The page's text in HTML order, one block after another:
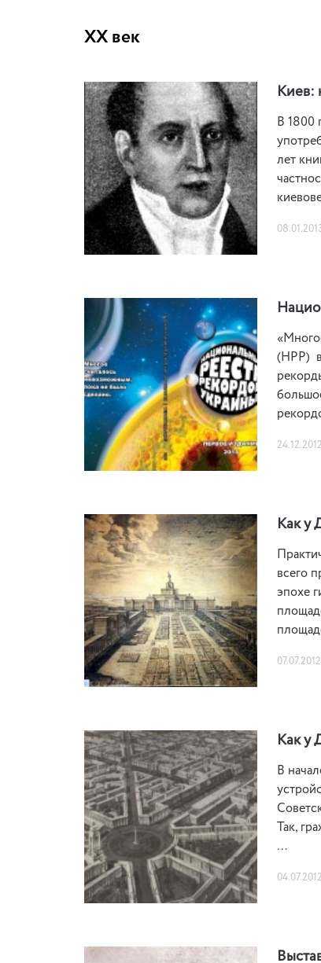
XX век
Киев:
В 1800
лет
(НРР)
24.12.2012
Как у
всего
эпохе
07.07.2012
Как у
В
Так,
…
04.07.2012